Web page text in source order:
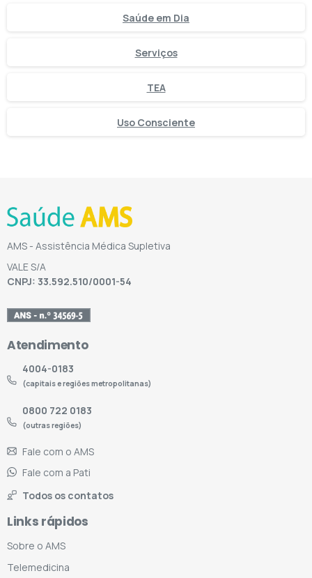
Saúde em Dia
Serviços
TEA
Uso Consciente
AMS - Assistência Médica Supletiva
VALE S/A
CNPJ: 33.592.510/0001-54
Atendimento
4004-0183
(capitais e regiões metropolitanas)
0800 722 0183
(outras regiões)
Fale com o AMS
Fale com a Pati
Todos os contatos
Links rápidos
Sobre o AMS
Telemedicina